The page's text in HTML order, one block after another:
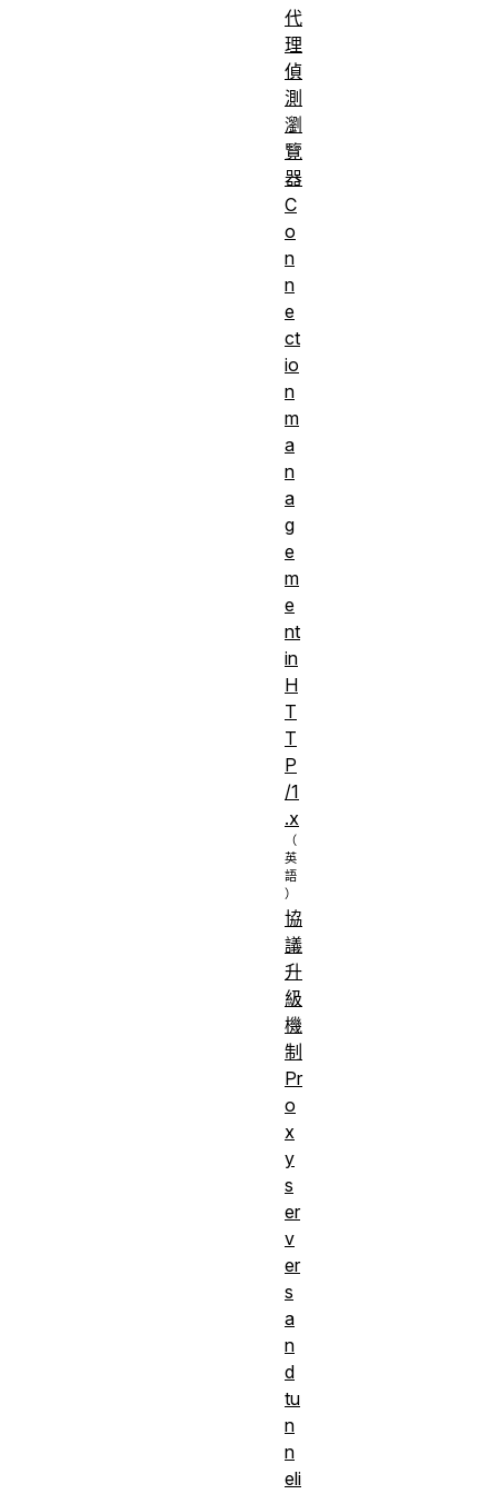
代
理
偵
測
瀏
覽
器
C
o
n
n
e
ct
io
n
m
a
n
a
g
e
m
e
nt
in
H
T
T
P
/1
.x
協
議
升
級
機
制
Pr
o
x
y
s
er
v
er
s
a
n
d
tu
n
n
eli